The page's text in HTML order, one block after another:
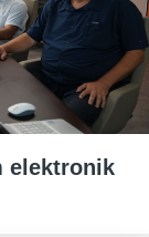
elektronik